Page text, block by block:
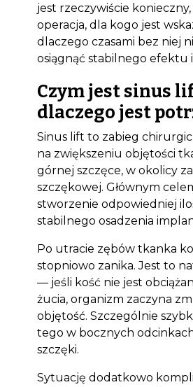
jest rzeczywiście
operacja, dla kogo jest
dlaczego czasami bez niej
osiągnąć stabilnego efektu
Czym jest sinus
dlaczego jest
Sinus lift to zabieg
na zwiększeniu objętości
górnej szczęce, w okolicy
szczękowej. Głównym
stworzenie odpowiedniej
stabilnego osadzenia
Po utracie zębów tkanka
stopniowo zanika. Jest to
— jeśli kość nie jest
żucia, organizm zaczyna
objętość. Szczególnie
tego w bocznych
szczęki.
Sytuację dodatkowo